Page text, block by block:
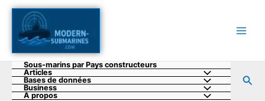
Aller
contenu
Sous-marins par Pays constructeurs
Articles
Bases de données
Business
A propos